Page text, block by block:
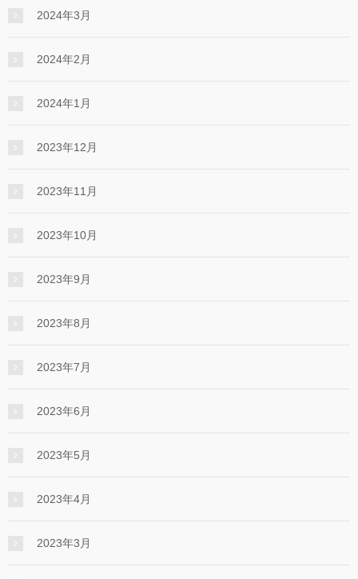
2024年3月
2024年2月
2024年1月
2023年12月
2023年11月
2023年10月
2023年9月
2023年8月
2023年7月
2023年6月
2023年5月
2023年4月
2023年3月